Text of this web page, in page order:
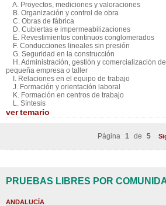
A. Proyectos, mediciones y valoraciones
B. Organización y control de obra
C. Obras de fábrica
D. Cubiertas e impermeabilizaciones
E. Revestimientos continuos conglomerados
F. Conducciones lineales sin presión
G. Seguridad en la construcción
H. Administración, gestión y comercialización
pequeña empresa o taller
I. Relaciones en el equipo de trabajo
J. Formación y orientación laboral
K. Formación en centros de trabajo
L. Síntesis
vertemario
Página 1 de 5
PRUEBAS LIBRES POR
ANDALUCÍA